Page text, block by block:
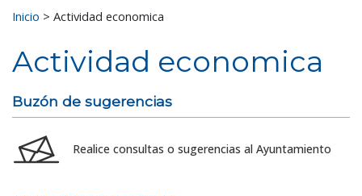
Buscar:
Inicio > Actividad economica
Actividad economica
Buzón de sugerencias
Realice consultas o sugerencias al Ayuntamiento